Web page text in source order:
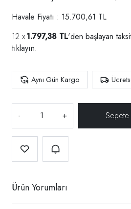
Havale Fiyatı : 15.700,61 TL
1.797,38 TL'den başlayan
tıklayın.
Aynı Gün Kargo
- +
Ürün Yorumları